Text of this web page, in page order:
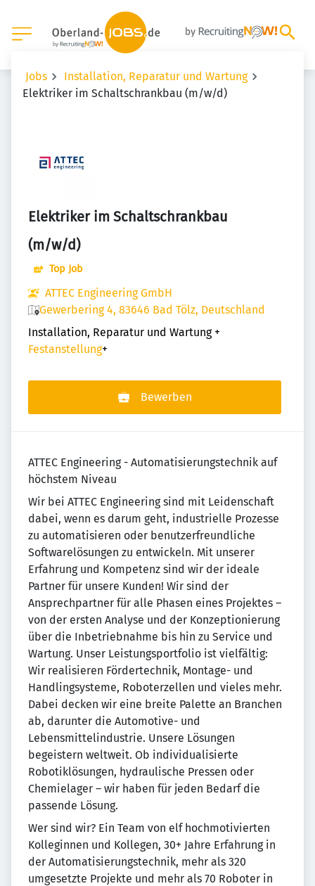
Jobs
Installation, Reparatur und Wartung
Elektriker im Schaltschrankbau (m/w/d)
Elektriker im Schaltschrankbau
(m/w/d)
Top Job
ATTEC Engineering GmbH
Gewerbering 4, 83646 Bad Tölz, Deutschland
Installation, Reparatur und Wartung +
Festanstellung+
Bewerben
ATTEC Engineering - Automatisierungstechnik auf
höchstem Niveau
Wir bei ATTEC Engineering sind mit Leidenschaft
dabei, wenn es darum geht, industrielle Prozesse
zu automatisieren oder benutzerfreundliche
Softwarelösungen zu entwickeln. Mit unserer
Erfahrung und Kompetenz sind wir der ideale
Partner für unsere Kunden! Wir sind der
Ansprechpartner für alle Phasen eines Projektes –
von der ersten Analyse und der Konzeptionierung
über die Inbetriebnahme bis hin zu Service und
Wartung. Unser Leistungsportfolio ist vielfältig:
Wir realisieren Fördertechnik, Montage- und
Handlingsysteme, Roboterzellen und vieles mehr.
Dabei decken wir eine breite Palette an Branchen
ab, darunter die Automotive- und
Lebensmittelindustrie. Unsere Lösungen
begeistern weltweit. Ob individualisierte
Robotiklösungen, hydraulische Pressen oder
Chemielager – wir haben für jeden Bedarf die
passende Lösung.
Wer sind wir? Ein Team von elf hochmotivierten
Kolleginnen und Kollegen, 30+ Jahre Erfahrung in
der Automatisierungstechnik, mehr als 320
umgesetzte Projekte und mehr als 70 Roboter in